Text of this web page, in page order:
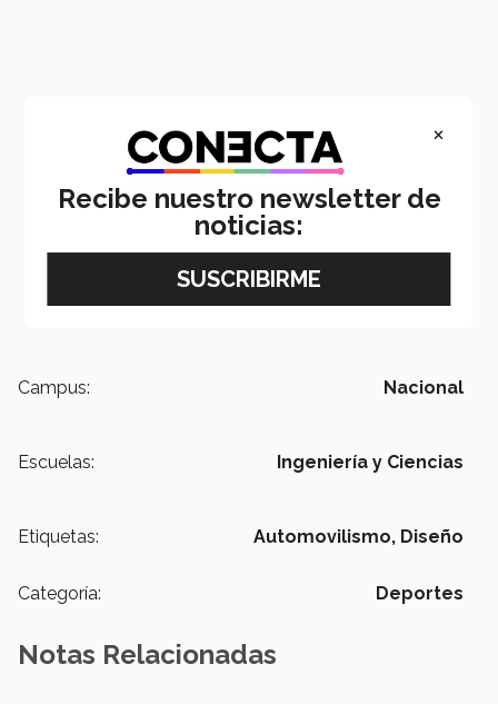
Campus: Nacional
Escuelas: Ingeniería y Ciencias
Etiquetas: Automovilismo, Diseño
Categoría: Deportes
Notas Relacionadas
×
Recibe nuestro newsletter de
noticias: